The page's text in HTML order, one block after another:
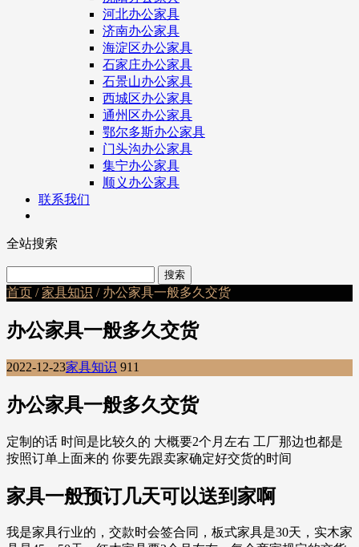
河北办公家具
济南办公家具
海淀区办公家具
石家庄办公家具
石景山办公家具
西城区办公家具
通州区办公家具
鄂尔多斯办公家具
门头沟办公家具
集宁办公家具
顺义办公家具
联系我们
全站搜索
首页 /家具知识 / 办公家具一般多久交货
办公家具一般多久交货
2022-12-23家具知识 911
办公家具一般多久交货
定制的话 时间是比较久的 大概要2个月左右 工厂那边也都是
按照订单上面来的 你要先跟卖家确定好交货的时间
家具一般预订几天可以送到家啊
我是家具行业的，交款时会签合同，板式家具是30天，实木家